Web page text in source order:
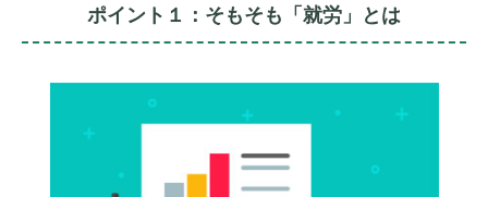
ポイント１：そもそも「就労」とは